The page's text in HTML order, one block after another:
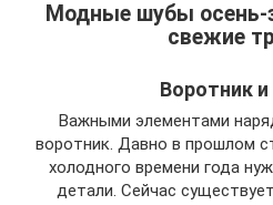
Модные шубы осень-
свежие
Воротник и
Важными элементами
воротник. Давно в прошлом
холодного времени года
детали. Сейчас